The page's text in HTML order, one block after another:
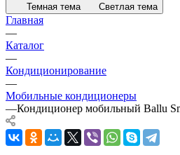
Темная тема Светлая тема
Главная
—
Каталог
—
Кондиционирование
—
Мобильные кондиционеры
—Кондиционер мобильный Ballu